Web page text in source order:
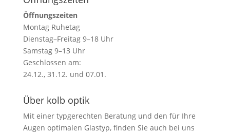
Öffnungszeiten
Montag Ruhetag
Dienstag–Freitag 9–18 Uhr
Samstag 9–13 Uhr
Geschlossen am:
24.12., 31.12. und 07.01.
Über kolb optik
Mit einer typgerechten Beratung und den für Ihre
Augen optimalen Glastyp, finden Sie auch bei uns